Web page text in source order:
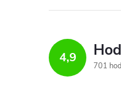
4,9
701